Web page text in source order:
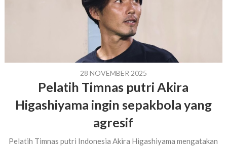
28 NOVEMBER 2025
Pelatih Timnas putri Akira
Higashiyama ingin sepakbola yang
agresif
Pelatih Timnas putri Indonesia Akira Higashiyama mengatakan